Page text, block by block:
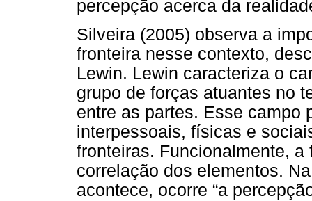
percepção acerca da
Silveira (2005) observa a
fronteira nesse contexto,
Lewin. Lewin caracteriza o
grupo de forças atuantes no
entre as partes. Esse campo
interpessoais, físicas e
fronteiras. Funcionalmente,
correlação dos elementos.
acontece, ocorre “a